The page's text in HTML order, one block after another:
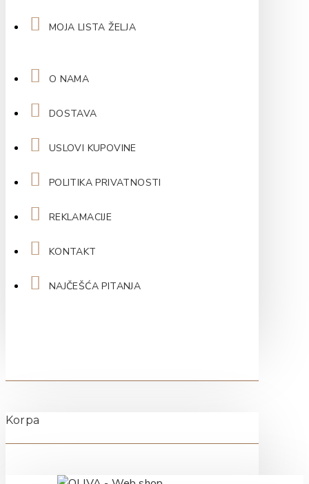
MOJA LISTA ŽELJA
O NAMA
DOSTAVA
USLOVI KUPOVINE
POLITIKA PRIVATNOSTI
REKLAMACIJE
KONTAKT
NAJČEŠĆA PITANJA
Korpa